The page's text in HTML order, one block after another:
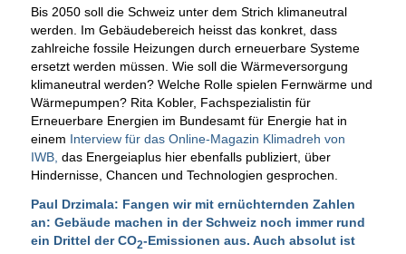
Bis 2050 soll die Schweiz unter dem Strich klimaneutral
werden. Im Gebäudebereich heisst das konkret, dass
zahlreiche fossile Heizungen durch erneuerbare Systeme
ersetzt werden müssen. Wie soll die Wärmeversorgung
klimaneutral werden? Welche Rolle spielen Fernwärme und
Wärmepumpen? Rita Kobler, Fachspezialistin für
Erneuerbare Energien im Bundesamt für Energie hat in
einem Interview für das Online-Magazin Klimadreh von
IWB, das Energeiaplus hier ebenfalls publiziert, über
Hindernisse, Chancen und Technologien gesprochen.
Paul Drzimala: Fangen wir mit ernüchternden Zahlen
an: Gebäude machen in der Schweiz noch immer rund
ein Drittel der CO2-Emissionen aus. Auch absolut ist